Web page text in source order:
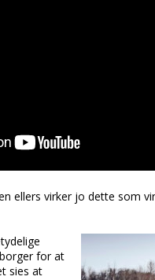
ellers virker jo dette som
for at
sies at